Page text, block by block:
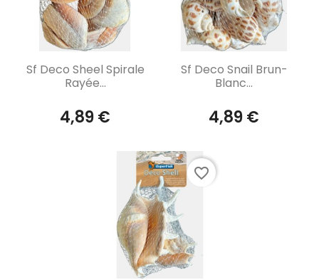
Aperçu rapide
Sf Deco Sheel Spirale
Rayée...
4,89 €
Aperçu rapide
Sf Deco Snail Brun-
Blanc...
4,89 €
favorite_border